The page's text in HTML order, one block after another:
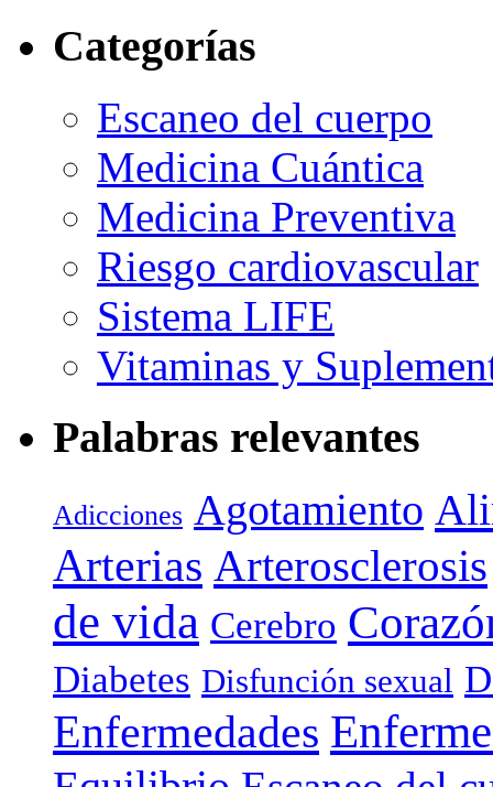
Categorías
Escaneo del cuerpo
Medicina Cuántica
Medicina Preventiva
Riesgo cardiovascular
Sistema LIFE
Vitaminas y
Palabras relevantes
Adicciones Agotamiento
Arterias Arterosclerosis
de vida Cerebro
Diabetes Disfunción sexual
Enfermedades